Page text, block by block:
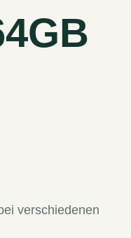
verschiedenen